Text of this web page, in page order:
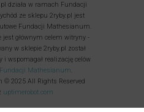
działa w ramach Fundacji
ze sklepu 2ryby.pl jest
Fundacji Mathesianum.
jest głównym celem witryny -
w sklepie 2ryby.pl został
i wspomagał realizację celów
Mathesianum.
2025 All Rights Reserved
uptimerobot.com